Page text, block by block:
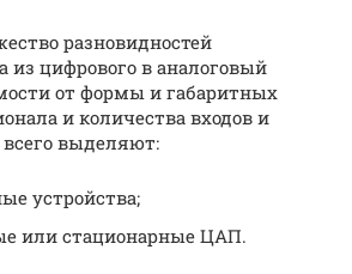
разновидностей
из цифрового в аналоговый
от формы и габаритных
и количества входов и
выделяют:
устройства;
или стационарные ЦАП.